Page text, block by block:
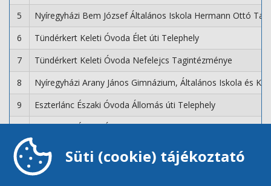
5
Nyíregyházi Bem József Általános Iskola Hermann Ottó
6
Tündérkert Keleti Óvoda Élet úti Telephely
7
Tündérkert Keleti Óvoda Nefelejcs Tagintézménye
8
Nyíregyházi Arany János Gimnázium, Általános Iskola és
9
Eszterlánc Északi Óvoda Állomás úti Telephely
10
Eszterlánc Északi Óvoda Nyitnikék Tagintézménye
11
Nyíregyházi Móricz Zsigmond Általános Iskola Kertvárosi
12
Gyermekek Háza Déli Óvoda Kassa utcai Telephely
Süti (cookie) tájékoztató